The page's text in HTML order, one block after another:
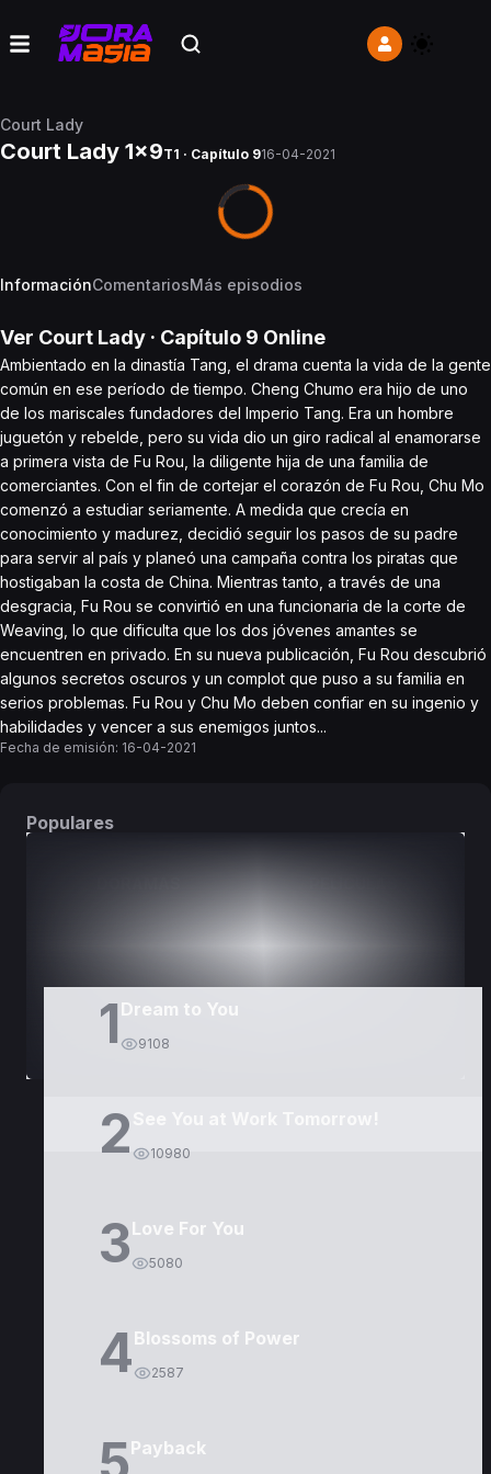
Court Lady
Court Lady 1x9T1 · Capítulo 916-04-2021
InformaciónComentariosMás episodios
Ver Court Lady · Capítulo 9 Online
Ambientado en la dinastía Tang, el drama cuenta la vida de la gente
común en ese período de tiempo. Cheng Chumo era hijo de uno
de los mariscales fundadores del Imperio Tang. Era un hombre
juguetón y rebelde, pero su vida dio un giro radical al enamorarse
a primera vista de Fu Rou, la diligente hija de una familia de
comerciantes. Con el fin de cortejar el corazón de Fu Rou, Chu Mo
comenzó a estudiar seriamente. A medida que crecía en
conocimiento y madurez, decidió seguir los pasos de su padre
para servir al país y planeó una campaña contra los piratas que
hostigaban la costa de China. Mientras tanto, a través de una
desgracia, Fu Rou se convirtió en una funcionaria de la corte de
Weaving, lo que dificulta que los dos jóvenes amantes se
encuentren en privado. En su nueva publicación, Fu Rou descubrió
algunos secretos oscuros y un complot que puso a su familia en
serios problemas. Fu Rou y Chu Mo deben confiar en su ingenio y
habilidades y vencer a sus enemigos juntos...
Fecha de emisión: 16-04-2021
Populares
1 Dream to You
9108
2 10980
3Love For You
5080
4Blossoms of Power
2587
Payback